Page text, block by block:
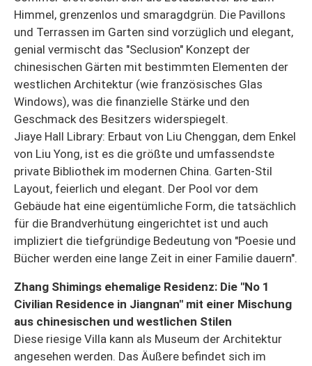
Himmel, grenzenlos und smaragdgrün. Die Pavillons
und Terrassen im Garten sind vorzüglich und elegant,
genial vermischt das "Seclusion" Konzept der
chinesischen Gärten mit bestimmten Elementen der
westlichen Architektur (wie französisches Glas
Windows), was die finanzielle Stärke und den
Geschmack des Besitzers widerspiegelt.
Jiaye Hall Library: Erbaut von Liu Chenggan, dem Enkel
von Liu Yong, ist es die größte und umfassendste
private Bibliothek im modernen China. Garten-Stil
Layout, feierlich und elegant. Der Pool vor dem
Gebäude hat eine eigentümliche Form, die tatsächlich
für die Brandverhütung eingerichtet ist und auch
impliziert die tiefgründige Bedeutung von "Poesie und
Bücher werden eine lange Zeit in einer Familie dauern".
Zhang Shimings ehemalige Residenz: Die "No 1
Civilian Residence in Jiangnan" mit einer Mischung
aus chinesischen und westlichen Stilen
Diese riesige Villa kann als Museum der Architektur
angesehen werden. Das Äußere befindet sich im